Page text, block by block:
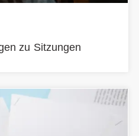
zu Sitzungen